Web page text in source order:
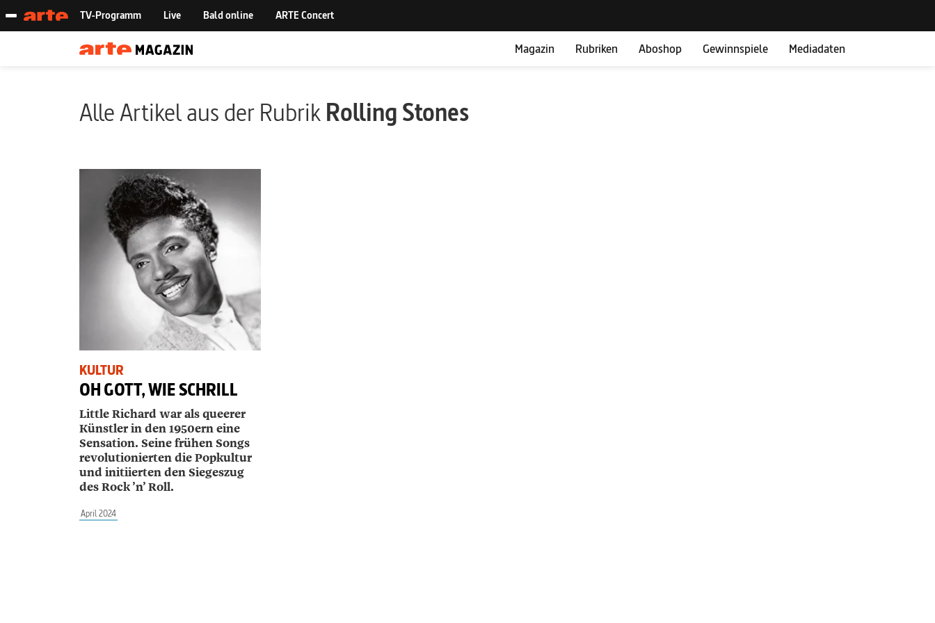
Magazin Rubriken Aboshop Gewinnspiele Mediadaten
Alle Artikel aus der RubrikRolling Stones
KULTUR
OH GOTT, WIE SCHRILL
Little Richard war als queerer
Künstler in den 1950ern eine
Sensation. Seine frühen Songs
revolutionierten die Popkultur
und initiierten den Siegeszug
des Rock ’n’ Roll.
April 2024